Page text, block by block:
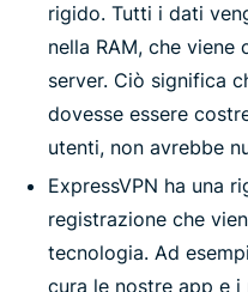
rigido. Tutti i dati
nella RAM, che
server. Ciò significa
dovesse essere
utenti, non avrebbe
ExpressVPN ha una
registrazione che
tecnologia. Ad
cura le nostre app e